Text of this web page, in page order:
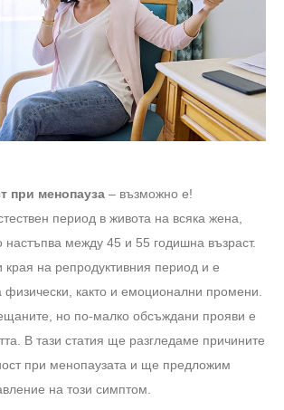
при менопауза – възможно е!
период в живота на всяка жена,
настъпва между 45 и 55 годишна възраст.
края на репродуктивния период и е
физически, както и емоционални промени.
но по-малко обсъждани прояви е
В тази статия ще разгледаме причините
при менопаузата и ще предложим
на този симптом.